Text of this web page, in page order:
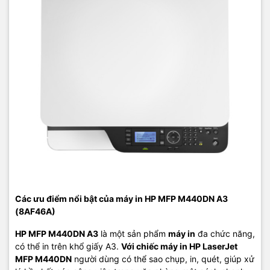
Các ưu điểm nổi bật của máy in HP MFP M440DN A3
(8AF46A)
HP MFP M440DN A3 là một sản phẩm máy in đa chức năng,
có thể in trên khổ giấy A3. Với chiếc máy in HP LaserJet
MFP M440DN người dùng có thể sao chụp, in, quét, giúp xử